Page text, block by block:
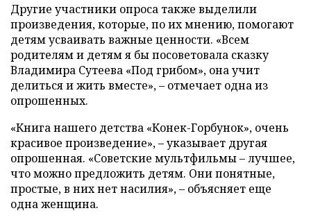
Другие участники опроса также выделили
произведения, которые, по их мнению, помогают
детям усваивать важные ценности. «Всем
родителям и детям я бы посоветовала сказку
Владимира Сутеева «Под грибом», она учит
делиться и жить вместе», – отмечает одна из
опрошенных.
«Книга нашего детства «Конек-Горбунок», очень
красивое произведение», – указывает другая
опрошенная. «Советские мультфильмы – лучшее,
что можно предложить детям. Они понятные,
простые, в них нет насилия», – объясняет еще
одна женщина.